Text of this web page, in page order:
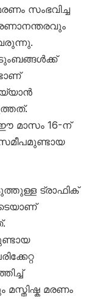
സംഭവിച്ച
മാസം 16-ന്
ട്രാഫിക്
മസ്തിഷ്ക മരണം